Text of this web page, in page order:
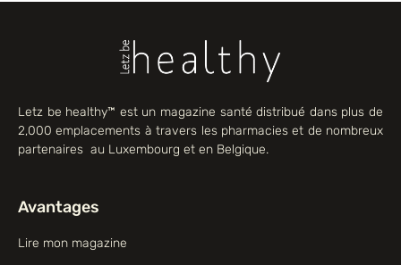
Letz be healthy™ est un magazine santé distribué dans plus de
2,000 emplacements à travers les pharmacies et de nombreux
partenaires au Luxembourg et en Belgique.
Avantages
Lire mon magazine